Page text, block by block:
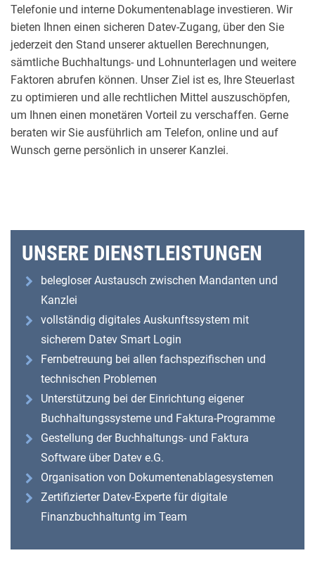
Telefonie und interne Dokumentenablage investieren. Wir
bieten Ihnen einen sicheren Datev-Zugang, über den Sie
jederzeit den Stand unserer aktuellen Berechnungen,
sämtliche Buchhaltungs- und Lohnunterlagen und weitere
Faktoren abrufen können. Unser Ziel ist es, Ihre Steuerlast
zu optimieren und alle rechtlichen Mittel auszuschöpfen,
um Ihnen einen monetären Vorteil zu verschaffen. Gerne
beraten wir Sie ausführlich am Telefon, online und auf
Wunsch gerne persönlich in unserer Kanzlei.
UNSERE DIENSTLEISTUNGEN
belegloser Austausch zwischen Mandanten und
Kanzlei
vollständig digitales Auskunftssystem mit
sicherem Datev Smart Login
Fernbetreuung bei allen fachspezifischen und
technischen Problemen
Unterstützung bei der Einrichtung eigener
Buchhaltungssysteme und Faktura-Programme
Gestellung der Buchhaltungs- und Faktura
Software über Datev e.G.
Organisation von Dokumentenablagesystemen
Zertifizierter Datev-Experte für digitale
Finanzbuchhaltuntg im Team